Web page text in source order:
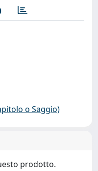
o Saggio)
prodotto.